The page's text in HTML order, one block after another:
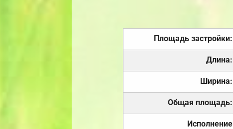
Площадь застройки:
Длина:
Ширина:
Общая площадь:
Исполнение